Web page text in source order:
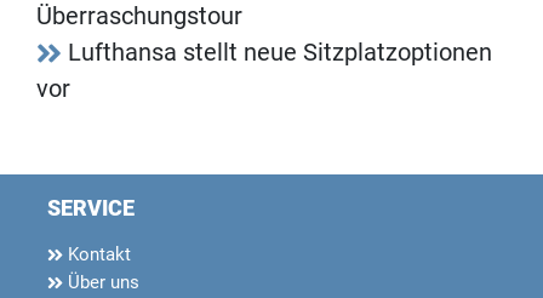
Überraschungstour
Lufthansa stellt neue Sitzplatzoptionen
vor
SERVICE
Kontakt
Über uns